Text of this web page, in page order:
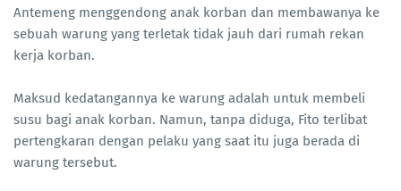
Antemeng menggendong anak korban dan membawanya ke
sebuah warung yang terletak tidak jauh dari rumah rekan
kerja korban.
Maksud kedatangannya ke warung adalah untuk membeli
susu bagi anak korban. Namun, tanpa diduga, Fito terlibat
pertengkaran dengan pelaku yang saat itu juga berada di
warung tersebut.